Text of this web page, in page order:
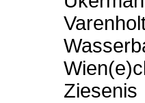
Ziesenis